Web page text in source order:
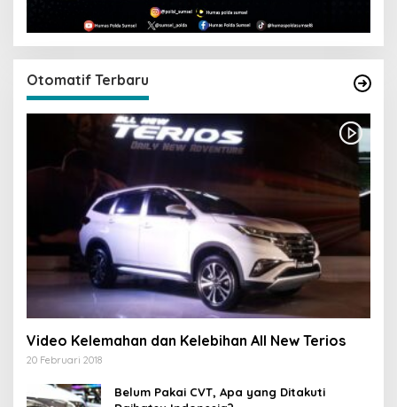
Otomatif Terbaru
Video Kelemahan dan Kelebihan All New Terios
20 Februari 2018
Belum Pakai CVT, Apa yang Ditakuti